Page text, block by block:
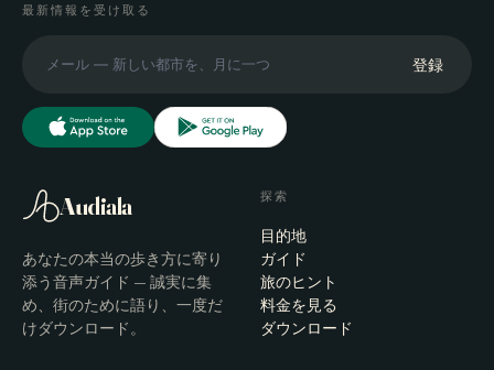
最新情報を受け取る
登録
Audiala
あなたの本当の歩き方に寄り
添う音声ガイド — 誠実に集
め、街のために語り、一度だ
けダウンロード。
探索
目的地
ガイド
旅のヒント
料金を見る
ダウンロード